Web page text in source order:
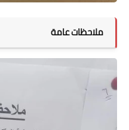
ملاحظات عامة